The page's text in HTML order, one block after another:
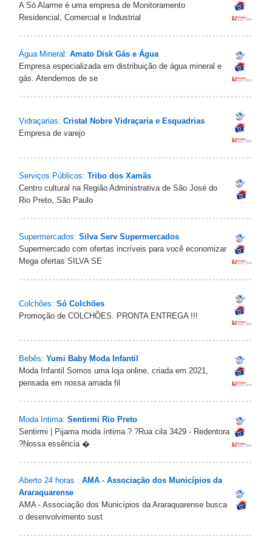
A Só Alarme é uma empresa de Monitoramento
Residencial, Comercial e Industrial
Água Mineral: Amato Disk Gás e Água
Empresa especializada em distribuição de água mineral e
gás. Atendemos de se
Vidraçarias: Cristal Nobre Vidraçaria e Esquadrias
Empresa de varejo
Serviços Públicos: Tribo dos Xamãs
Centro cultural na Região Administrativa de São José do
Rio Preto, São Paulo
Supermercados: Silva Serv Supermercados
Supermercado com ofertas incríveis para você economizar
Mega ofertas SILVA SE
Colchões: Só Colchões
Promoção de COLCHÕES. PRONTA ENTREGA !!!
Bebês: Yumi Baby Moda Infantil
Moda Infantil Somos uma loja online, criada em 2021,
pensada em nossa amada fil
Moda Intima: Sentirmi Rio Preto
Sentirmi | Pijama moda íntima ? ?Rua cila 3429 - Redentora
?Nossa essência �
Aberto 24 horas : AMA - Associação dos Municípios da
Araraquarense
AMA - Associação dos Municípios da Araraquarense busca
o desenvolvimento sust